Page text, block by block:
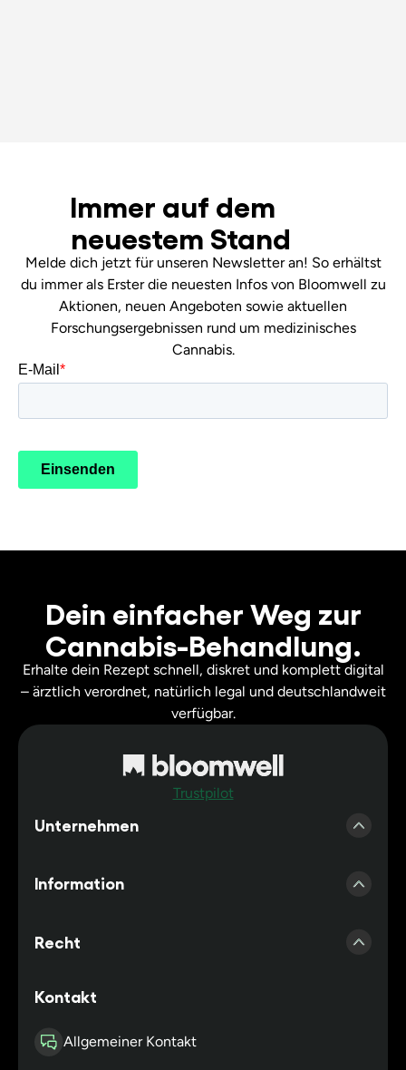
Immer auf dem
neuestem Stand
Melde dich jetzt für unseren Newsletter an! So erhältst
du immer als Erster die neuesten Infos von Bloomwell zu
Aktionen, neuen Angeboten sowie aktuellen
Forschungsergebnissen rund um medizinisches
Cannabis.
Dein einfacher Weg zur
Cannabis-Behandlung.
Erhalte dein Rezept schnell, diskret und komplett digital
– ärztlich verordnet, natürlich legal und deutschlandweit
verfügbar.
Trustpilot
Unternehmen
Kooperationsärzte
Affiliateprogamm
Information
Cannabis Blog
Häufig gestellte Fragen
Recht
Cookie Einstellungen
Kontakt
Allgemeiner Kontakt